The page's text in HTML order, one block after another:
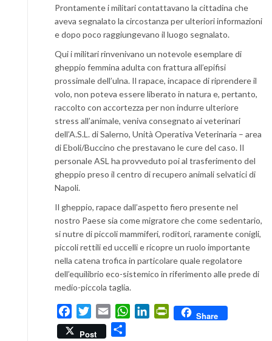
Prontamente i militari contattavano la cittadina che
aveva segnalato la circostanza per ulteriori informazioni
e dopo poco raggiungevano il luogo segnalato.
Qui i militari rinvenivano un notevole esemplare di
gheppio femmina adulta con frattura all’epifisi
prossimale dell’ulna. Il rapace, incapace di riprendere il
volo, non poteva essere liberato in natura e, pertanto,
raccolto con accortezza per non indurre ulteriore
stress all’animale, veniva consegnato ai veterinari
dell’A.S.L. di Salerno, Unità Operativa Veterinaria – area
di Eboli/Buccino che prestavano le cure del caso. Il
personale ASL ha provveduto poi al trasferimento del
gheppio preso il centro di recupero animali selvatici di
Napoli.
Il gheppio, rapace dall’aspetto fiero presente nel
nostro Paese sia come migratore che come sedentario,
si nutre di piccoli mammiferi, roditori, raramente conigli,
piccoli rettili ed uccelli e ricopre un ruolo importante
nella catena trofica in particolare quale regolatore
dell’equilibrio eco-sistemico in riferimento alle prede di
medio-piccola taglia.
FacebookTwitterEmail WhatsApp
LinkedInPrintFriendly
Share
Post